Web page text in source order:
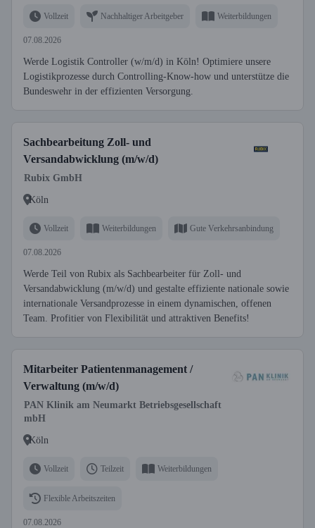
Vollzeit Nachhaltiger Arbeitgeber Weiterbildungen
07.08.2026
Werde Logistik Controller (w/m/d) in Köln! Optimiere unsere
Logistikprozesse durch Controlling-Know-how und unterstütze die
Bundeswehr in der effizienten Versorgung.
Sachbearbeitung Zoll- und
Versandabwicklung (m/w/d)
Rubix GmbH
Köln
Vollzeit Weiterbildungen Gute Verkehrsanbindung
07.08.2026
Werde Teil von Rubix als Sachbearbeiter für Zoll- und
Versandabwicklung (m/w/d) und gestalte effiziente nationale sowie
internationale Versandprozesse in einem dynamischen, offenen
Team. Profitier von Flexibilität und attraktiven Benefits!
Mitarbeiter Patientenmanagement /
Verwaltung (m/w/d)
PAN Klinik am Neumarkt Betriebsgesellschaft
mbH
Köln
Vollzeit Teilzeit Weiterbildungen
Flexible Arbeitszeiten
07.08.2026